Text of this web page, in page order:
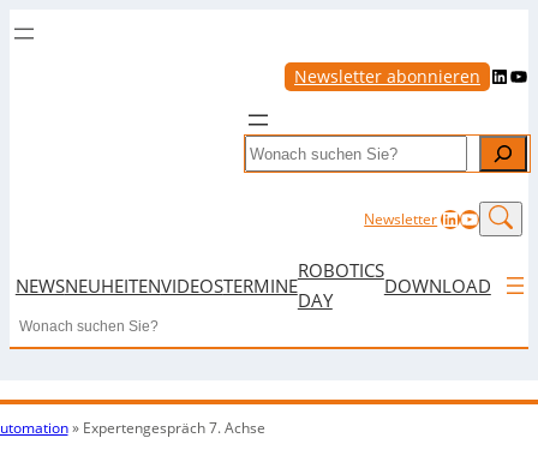
Newsletter abonnieren LinkedIn YouTube
Search
NewsletterLinkedIn
NEWSNEUHEITENVIDEOSTERMINE
ROBOTICS
DAY
DOWNLOAD
Search
» Expertengespräch 7. Achse